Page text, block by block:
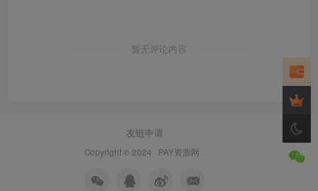
暂无评论内容
友链申请
Copyright © 2024 · PAY资源网 ·